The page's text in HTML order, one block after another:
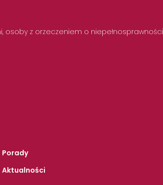
osoby z orzeczeniem o niepełnosprawności
Porady
Aktualności